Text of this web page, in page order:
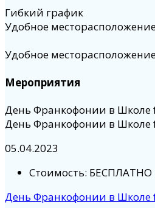
Гибкий график
Удобное
Удобное
Мероприятия
День Франкофонии в Школе
День Франкофонии в Школе
05.04.2023
Стоимость: БЕСПЛАТНО
День Франкофонии в Школе